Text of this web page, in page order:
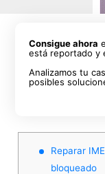
Consigue ahora
está reportado y
Analizamos tu
posibles
Reparar
bloqueado